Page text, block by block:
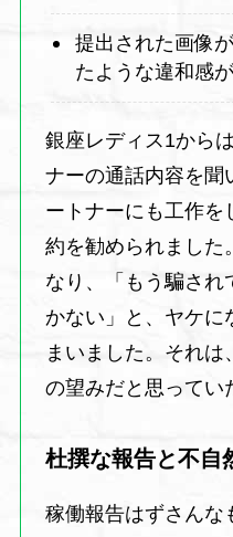
提出された画像
たような違和感
銀座レディス1から
ナーの通話内容を聞
ートナーにも工作を
約を勧められました
なり、「もう騙され
かない」と、ヤケに
まいました。それ
の望みだと思ってい
杜撰な報告と不自
稼働報告はずさんな